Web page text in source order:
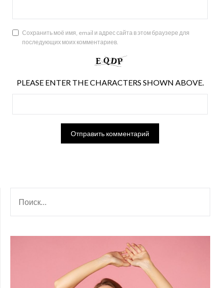
Сохранить моё имя, email и адрес сайта в этом браузере для
последующих моих комментариев.
PLEASE ENTER THE CHARACTERS SHOWN ABOVE.